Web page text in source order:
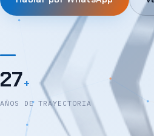
27+
AÑOS DE TRAYECTORIA